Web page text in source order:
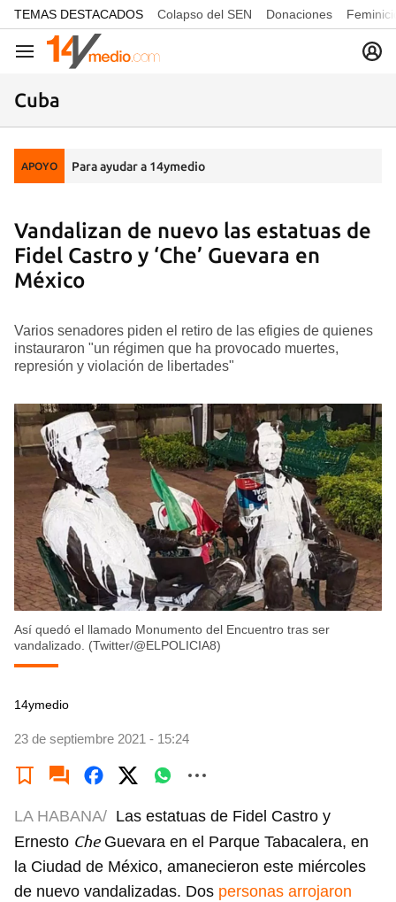
common.go-to-content
TEMAS DESTACADOS Colapso del SEN Donaciones
Navegación
Cuba
APOYO Para ayudar a 14ymedio
Vandalizan de nuevo las estatuas de
Fidel Castro y ‘Che’ Guevara en
México
Varios senadores piden el retiro de las efigies de quienes
instauraron "un régimen que ha provocado muertes,
represión y violación de libertades"
Así quedó el llamado Monumento del Encuentro tras ser
vandalizado. (Twitter/@ELPOLICIA8)
14ymedio
23 de septiembre 2021 - 15:24
LA HABANA/ Las estatuas de Fidel Castro y
Ernesto CheGuevara en el Parque Tabacalera, en
la Ciudad de México, amanecieron este miércoles
de nuevo vandalizadas. Dos personas arrojaron